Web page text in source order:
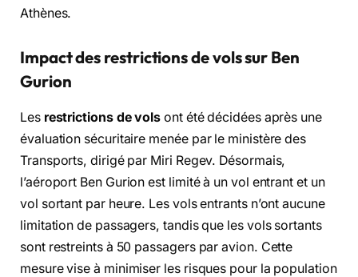
Athènes.
Impact des restrictions de vols sur Ben
Gurion
Les restrictions de vols ont été décidées après une
évaluation sécuritaire menée par le ministère des
Transports, dirigé par Miri Regev. Désormais,
l’aéroport Ben Gurion est limité à un vol entrant et un
vol sortant par heure. Les vols entrants n’ont aucune
limitation de passagers, tandis que les vols sortants
sont restreints à 50 passagers par avion. Cette
mesure vise à minimiser les risques pour la population